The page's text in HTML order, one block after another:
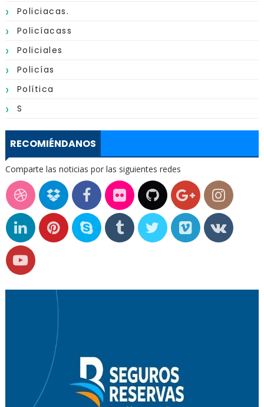
Policiacas.
Policíacass
Policiales
Policías
Política
S
RECOMIÉNDANOS
Comparte las noticias por las siguientes redes